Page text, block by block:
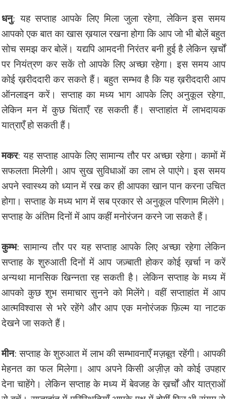
धनु: यह सप्ताह आपके लिए मिला जुला रहेगा, लेकिन इस समय
आपको एक बात का खास ख़याल रखना होगा कि आप जो भी बोलें बहुत
सोच समझ कर बोलें। यद्यपि आमदनी निरंतर बनी हुई है लेकिन ख़र्चों
पर नियंत्रण कर सकें तो आपके लिए अच्छा रहेगा। इस समय आप
कोई ख़रीददारी कर सकते हैं। बहुत सम्भव है कि यह ख़रीददारी आप
ऑनलाइन करें। सप्ताह का मध्य भाग आपके लिए अनुकूल रहेगा,
लेकिन मन में कुछ चिंताएँ रह सकती हैं। सप्ताहांत में लाभदायक
यात्राएँ हो सकती हैं।
मकर: यह सप्ताह आपके लिए सामान्य तौर पर अच्छा रहेगा। कामों में
सफलता मिलेगी। आप सुख सुविधाओं का लाभ ले पाएंगे। इस समय
अपने स्वास्थ्य को ध्यान में रख कर ही आपका खान पान करना उचित
होगा। सप्ताह के मध्य भाग में सब प्रकार से अनुकूल परिणाम मिलेंगे।
सप्ताह के अंतिम दिनों में आप कहीं मनोरंजन करने जा सकते हैं।
कुम्भ: सामान्य तौर पर यह सप्ताह आपके लिए अच्छा रहेगा लेकिन
सप्ताह के शुरुआती दिनों में आप जज़्बाती होकर कोई ख़र्चा न करें
अन्यथा मानसिक खिन्नता रह सकती है। लेकिन सप्ताह के मध्य में
आपको कुछ शुभ समाचार सुनने को मिलेंगे। वहीं सप्ताहांत में आप
आत्मविश्वास से भरे रहेंगे और आप एक मनोरंजक फ़िल्म या नाटक
देखने जा सकते हैं।
मीन: सप्ताह के शुरुआत में लाभ की सम्भावनाएँ मज़बूत रहेंगी। आपकी
मेहनत का फल मिलेगा। आप अपने किसी अज़ीज़ को कोई उपहार
देना चाहेंगे। लेकिन सप्ताह के मध्य में बेवजह के ख़र्चों और यात्राओं